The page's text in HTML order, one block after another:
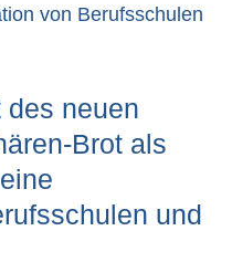
des neuen
Brot als
und